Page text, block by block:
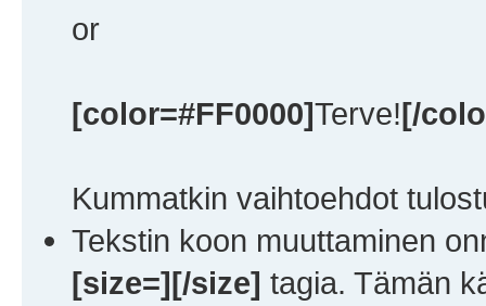
or
[color=#FF0000]Terve![/
Kummatkin vaihtoehdot
Tekstin koon muuttaminen
[size=][/size] tagia. Tämän